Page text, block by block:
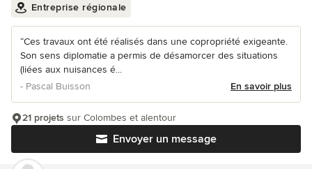
Entreprise régionale
“Ces travaux ont été réalisés dans une copropriété exigeante.
Son sens diplomatie a permis de désamorcer des situations
(liées aux nuisances é...
- Pascal Buisson
En savoir plus
Envoyer un message
21 projets sur Colombes et alentour